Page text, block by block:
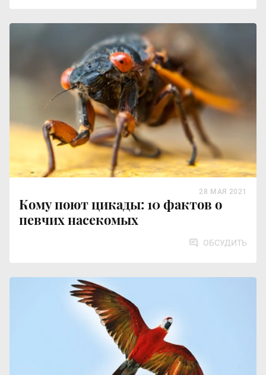
Кому поют цикады: 10 фактов о
певчих насекомых
28 МАЯ 2021
ОБСУДИТЬ